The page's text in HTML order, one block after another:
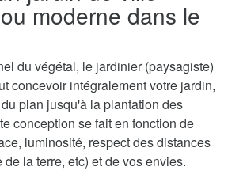
moderne dans le
du végétal, le jardinier (paysagiste)
concevoir intégralement votre jardin,
plan jusqu'à la plantation des
conception se fait en fonction de
luminosité, respect des distances
la terre, etc) et de vos envies.